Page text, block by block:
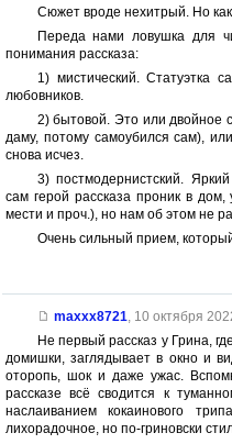
Сюжет вроде нехитрый. Но
Переда нами ловушка для
понимания рассказа:
1) мистический. Статуэтка
любовников.
2) бытовой. Это или двойное
даму, потому самоубился сам),
снова исчез.
3) постмодернистский.
сам герой рассказа проник в
мести и проч.), но нам об этом не
Очень сильный прием,
maxxx8721, 10 октября
Не первый рассказ у Грина,
домишки, заглядывает в окно и
оторопь, шок и даже ужас.
рассказе всё сводится к
наслаиванием кокаинового
лихорадочное, но по-гриновски